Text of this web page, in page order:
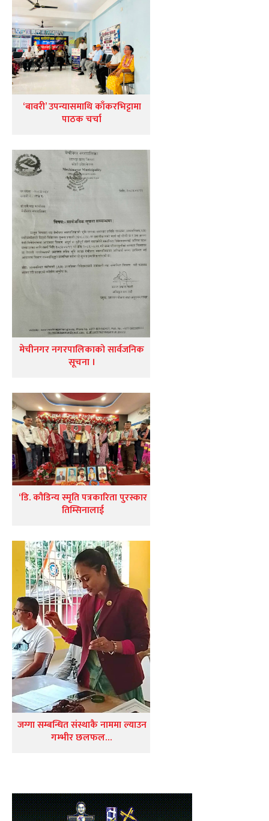
‘बावरी’ उपन्यासमाथि काँकरभिट्टामा
पाठक चर्चा
मेचीनगर नगरपालिकाको सार्वजनिक
सूचना ।
‘डि. कौडिन्य स्मृति पत्रकारिता पुरस्कार
तिम्सिनालाई
जग्गा सम्बन्धित संस्थाकै नाममा ल्याउन
गम्भीर छलफल…